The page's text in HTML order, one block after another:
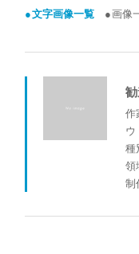
文字画像一覧 画像
種
領
制